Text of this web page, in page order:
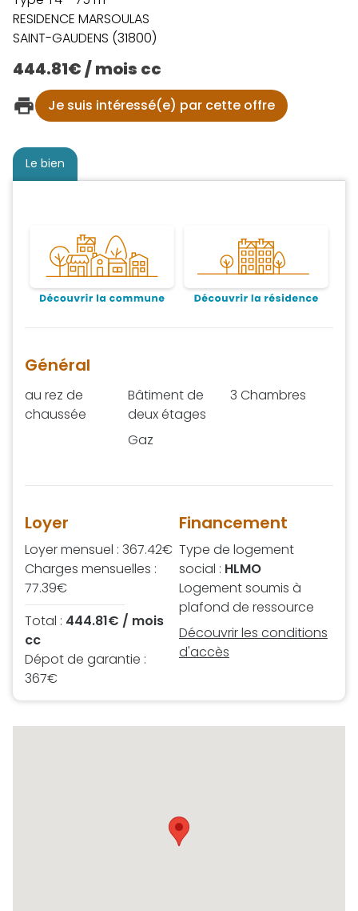
RESIDENCE MARSOULAS
SAINT-GAUDENS (31800)
444.81€ / mois cc
Je suis intéressé(e) par cette offre
Le bien
Général
au rez de
chaussée
Bâtiment de
deux étages
3 Chambres
Gaz
Loyer
Loyer mensuel : 367.42€
Charges mensuelles :
77.39€
Total : 444.81€ / mois
cc
Dépot de garantie :
367€
Financement
Type de logement
social : HLMO
Logement soumis à
plafond de ressource
Découvrir les conditions
d'accès